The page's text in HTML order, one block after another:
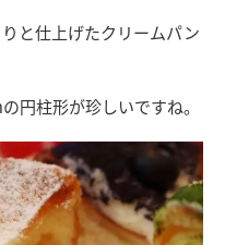
と仕上げたクリームパン
円柱形が珍しいですね。